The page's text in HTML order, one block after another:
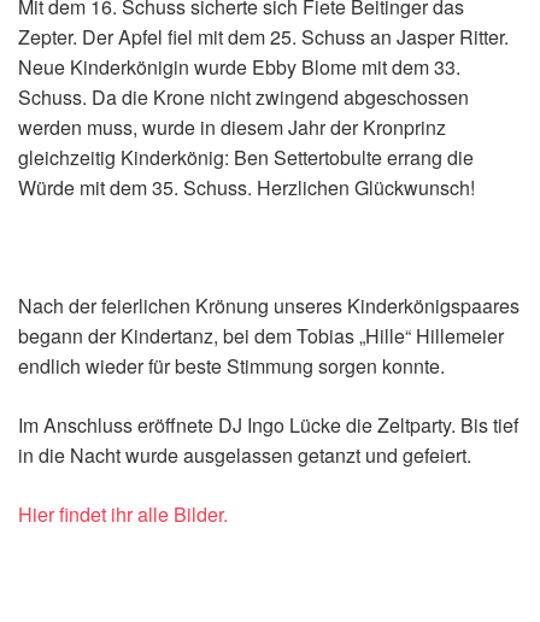
Mit dem 16. Schuss sicherte sich Fiete Beitinger das
Zepter. Der Apfel fiel mit dem 25. Schuss an Jasper Ritter.
Neue Kinderkönigin wurde Ebby Blome mit dem 33.
Schuss. Da die Krone nicht zwingend abgeschossen
werden muss, wurde in diesem Jahr der Kronprinz
gleichzeitig Kinderkönig: Ben Settertobulte errang die
Würde mit dem 35. Schuss. Herzlichen Glückwunsch!
Nach der feierlichen Krönung unseres Kinderkönigspaares
begann der Kindertanz, bei dem Tobias „Hille“ Hillemeier
endlich wieder für beste Stimmung sorgen konnte.
Im Anschluss eröffnete DJ Ingo Lücke die Zeltparty. Bis tief
in die Nacht wurde ausgelassen getanzt und gefeiert.
Hier findet ihr alle Bilder.